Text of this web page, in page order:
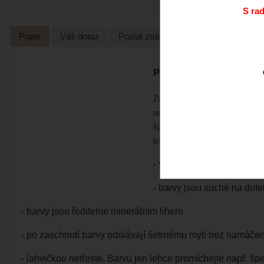
Popis Váš dotaz Poslat známénu
Pebeo Fantasy Prisme
Zcela nové a jedinečné
naneseného hřebenem " efekt
šperků a dekorací na mnoha
konturami Vitrail. Tyto barvy
- veškeré odstíny lze
- barvy jsou suché na
- barvy jsou ředitelné minerálním lihem
- po zaschnutí barvy odolávají šetrnému mytí bez
- lahvičkou netřeste. Barvu jen lehce promíchejte např.
S